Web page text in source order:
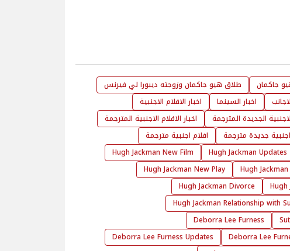
جاكمان
طلاق هيو جاكمان وزوجته ديبورا لي فيرنس
اخبار السينما
اخبار الافلام الاجنبية
الجديدة المترجمة
اخبار الافلام الاجنبية المترجمة
جديدة مترجمة
افلام اجنبية مترجمة
Hugh Jackman Updates
Hugh Jackman New Film
Hugh
Hugh Jackman New Play
Hugh Jackman Divorce
Hugh Jackman Relationship with
Deborra Lee Furness
Deborra Lee
Deborra Lee Furness Updates